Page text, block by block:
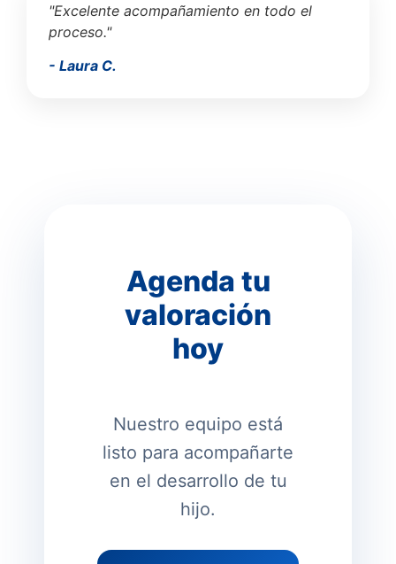
"Excelente acompañamiento en todo el
proceso."
- Laura C.
Agenda tu
valoración
hoy
Nuestro equipo está
listo para acompañarte
en el desarrollo de tu
hijo.